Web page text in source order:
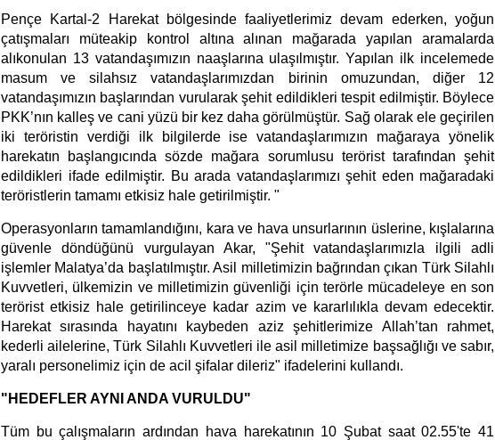
Pençe Kartal-2 Harekat bölgesinde faaliyetlerimiz devam ederken, yoğun
çatışmaları müteakip kontrol altına alınan mağarada yapılan aramalarda
alıkonulan 13 vatandaşımızın naaşlarına ulaşılmıştır. Yapılan ilk incelemede
masum ve silahsız vatandaşlarımızdan birinin omuzundan, diğer 12
vatandaşımızın başlarından vurularak şehit edildikleri tespit edilmiştir. Böylece
PKK’nın kalleş ve cani yüzü bir kez daha görülmüştür. Sağ olarak ele geçirilen
iki teröristin verdiği ilk bilgilerde ise vatandaşlarımızın mağaraya yönelik
harekatın başlangıcında sözde mağara sorumlusu terörist tarafından şehit
edildikleri ifade edilmiştir. Bu arada vatandaşlarımızı şehit eden mağaradaki
teröristlerin tamamı etkisiz hale getirilmiştir. "
Operasyonların tamamlandığını, kara ve hava unsurlarının üslerine, kışlalarına
güvenle döndüğünü vurgulayan Akar, "Şehit vatandaşlarımızla ilgili adli
işlemler Malatya’da başlatılmıştır. Asil milletimizin bağrından çıkan Türk Silahlı
Kuvvetleri, ülkemizin ve milletimizin güvenliği için terörle mücadeleye en son
terörist etkisiz hale getirilinceye kadar azim ve kararlılıkla devam edecektir.
Harekat sırasında hayatını kaybeden aziz şehitlerimize Allah’tan rahmet,
kederli ailelerine, Türk Silahlı Kuvvetleri ile asil milletimize başsağlığı ve sabır,
yaralı personelimiz için de acil şifalar dileriz" ifadelerini kullandı.
"HEDEFLER AYNI ANDA VURULDU"
Tüm bu çalışmaların ardından hava harekatının 10 Şubat saat 02.55'te 41